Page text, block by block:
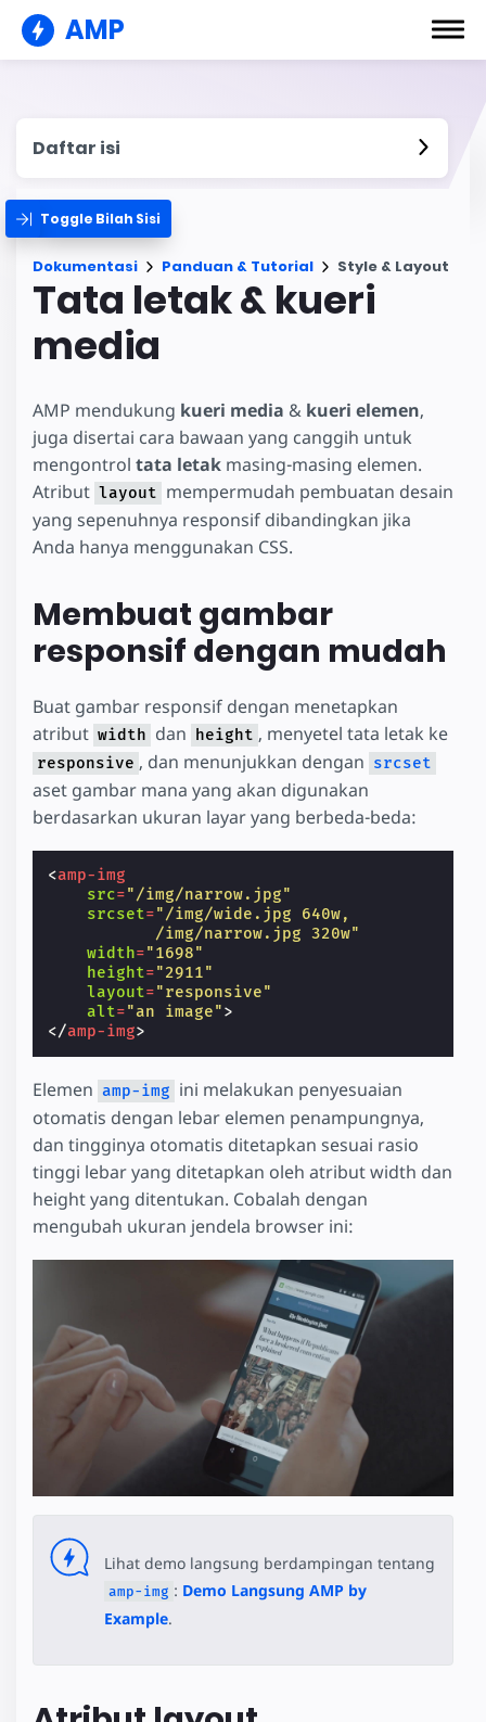
AMP
Daftar isi
Toggle Bilah Sisi
Dokumentasi Panduan & Tutorial Style & Layout
Tata letak & kueri
media
AMP mendukung kueri media & kueri elemen,
juga disertai cara bawaan yang canggih untuk
mengontrol tata letak masing-masing elemen.
Atribut layout mempermudah pembuatan desain
yang sepenuhnya responsif dibandingkan jika
Anda hanya menggunakan CSS.
Membuat gambar
responsif dengan mudah
Buat gambar responsif dengan menetapkan
atribut width dan height , menyetel tata letak ke
responsive , dan menunjukkan dengan srcset
aset gambar mana yang akan digunakan
berdasarkan ukuran layar yang berbeda-beda:
<amp-img
src="/img/narrow.jpg"
srcset="/img/wide.jpg 640w,
           /img/narrow.jpg 320w"
width="1698"
height="2911"
layout="responsive"
alt="an image">
</amp-img>
Elemen amp-img ini melakukan penyesuaian
otomatis dengan lebar elemen penampungnya,
dan tingginya otomatis ditetapkan sesuai rasio
tinggi lebar yang ditetapkan oleh atribut width dan
height yang ditentukan. Cobalah dengan
mengubah ukuran jendela browser ini:
Lihat demo langsung berdampingan tentang
amp-img : Demo Langsung AMP by
Example.